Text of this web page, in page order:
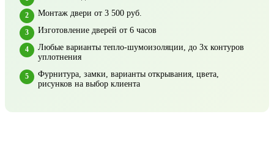
Монтаж двери от 3 500 руб.
Изготовление дверей от 6 часов
Любые варианты тепло-шумоизоляции, до 3х контуров
уплотнения
Фурнитура, замки, варианты открывания, цвета,
рисунков на выбор клиента